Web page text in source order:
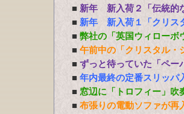
■ 新年 新入荷２「伝統的
■ 新年 新入荷１「クリス
■ 弊社の「英国ウィローボ
■ 午前中の「クリスタル・
■ ずっと待っていた「ペー
■ 年内最終の定番スリッパ
■ 窓辺に「トロフィー」吹
■ 布張りの電動ソファが再